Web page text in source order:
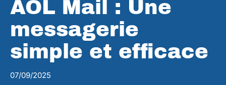
AOL Mail : Une
messagerie
simple et efficace
07/09/2025